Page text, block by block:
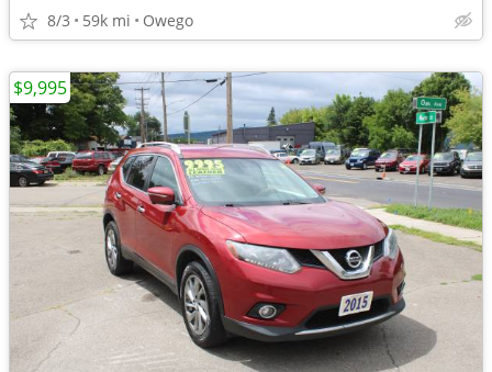
8/3 59k mi Owego
$9,995